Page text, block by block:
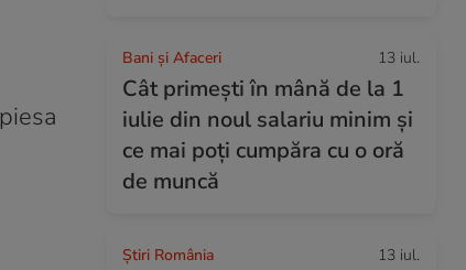
Bani și Afaceri 13 iul.
Cât primești în mână de la 1
iulie din noul salariu minim și
ce mai poți cumpăra cu o oră
de muncă
Știri România 13 iul.